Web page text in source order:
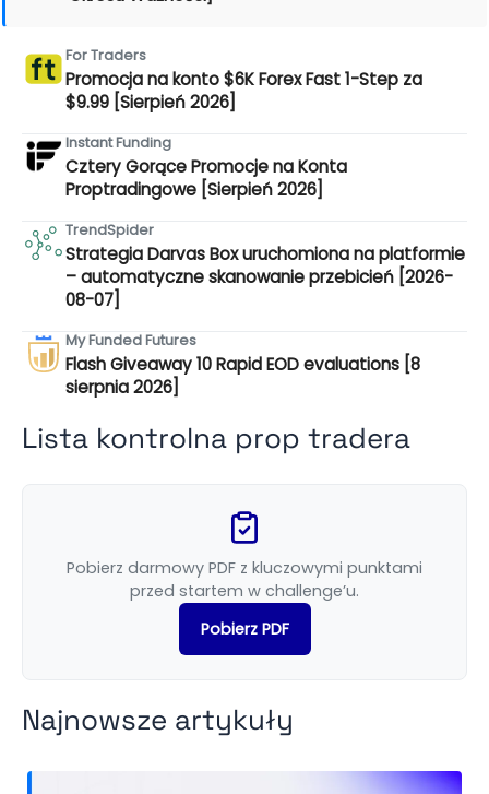
For Traders
Promocja na konto $6K Forex Fast 1-Step za
$9.99 [Sierpień 2026]
Instant Funding
Cztery Gorące Promocje na Konta
Proptradingowe [Sierpień 2026]
TrendSpider
Strategia Darvas Box uruchomiona na platformie
– automatyczne skanowanie przebicień [2026-
08-07]
My Funded Futures
Flash Giveaway 10 Rapid EOD evaluations [8
sierpnia 2026]
Lista kontrolna prop tradera
Pobierz darmowy PDF z kluczowymi punktami
przed startem w challenge’u.
Pobierz PDF
Najnowsze artykuły